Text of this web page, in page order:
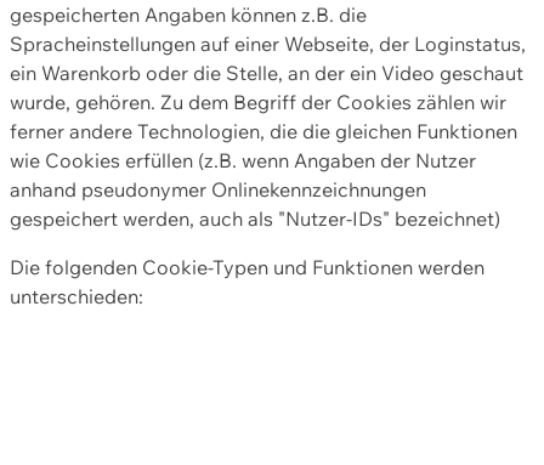
gespeicherten Angaben können z.B. die
Spracheinstellungen auf einer Webseite, der Loginstatus,
ein Warenkorb oder die Stelle, an der ein Video geschaut
wurde, gehören. Zu dem Begriff der Cookies zählen wir
ferner andere Technologien, die die gleichen Funktionen
wie Cookies erfüllen (z.B. wenn Angaben der Nutzer
anhand pseudonymer Onlinekennzeichnungen
gespeichert werden, auch als "Nutzer-IDs" bezeichnet)
Die folgenden Cookie-Typen und Funktionen werden
unterschieden: